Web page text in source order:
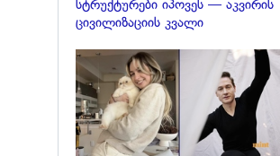
სტრუქტურები იპოვეს — აკვირის
ცივილიზაციის კვალი